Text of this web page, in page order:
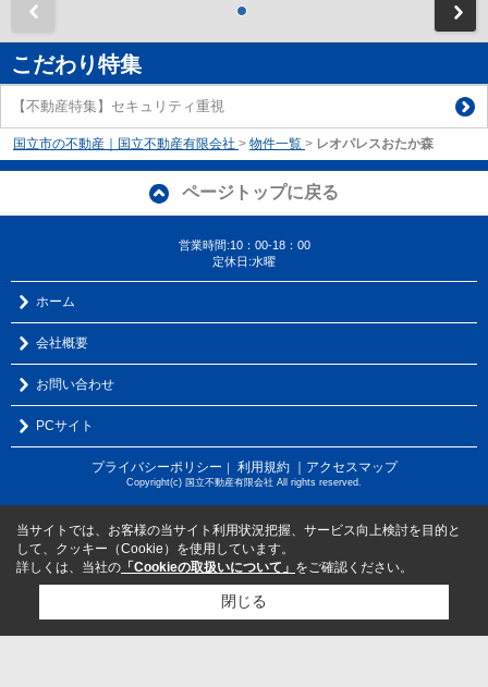
こだわり特集
【不動産特集】セキュリティ重視
国立市の不動産｜国立不動産有限会社 > 物件一覧 > レオパレスおたか森
ページトップに戻る
営業時間:10：00-18：00
定休日:水曜
ホーム
会社概要
お問い合わせ
PCサイト
プライバシーポリシー 利用規約 ｜アクセスマップ
Copyright(c) 国立不動産有限会社 All rights reserved.
当サイトでは、お客様の当サイト利用状況把握、サービス向上検討を目的と
して、クッキー（Cookie）を使用しています。
詳しくは、当社の 「Cookieの取扱いについて」 をご確認ください。
閉じる